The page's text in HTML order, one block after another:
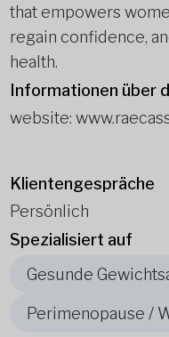
that empowers
regain confidence,
health.
Informationen über
website:
Klientengespräche
Persönlich
Spezialisiert auf
Gesunde
Perimenopause /